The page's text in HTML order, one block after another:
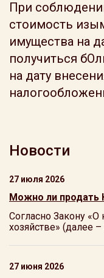
При
стоимость
имущества на
получиться
на дату
Новости
27 июля 2026
Можно ли продать
Согласно Закону
хозяйстве» (далее
27 июня 2026